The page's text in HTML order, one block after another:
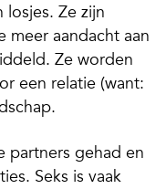
Ze zijn
meer aandacht aan
Ze worden
een relatie (want:
partners gehad en
Seks is vaak